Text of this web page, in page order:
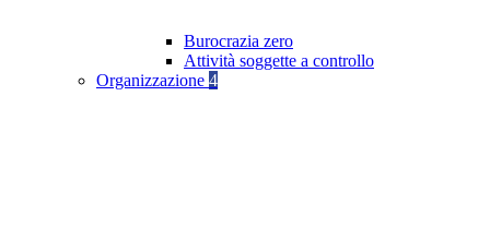
Burocrazia zero
Attività soggette a controllo
Organizzazione 4